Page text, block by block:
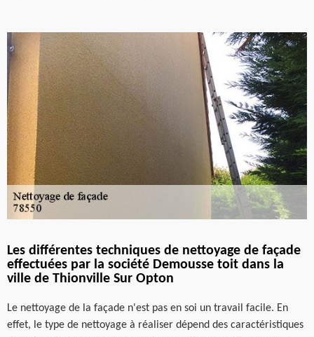
Les différentes techniques de nettoyage de façade
effectuées par la société Demousse toit dans la
ville de Thionville Sur Opton
Le nettoyage de la façade n'est pas en soi un travail facile. En
effet, le type de nettoyage à réaliser dépend des caractéristiques